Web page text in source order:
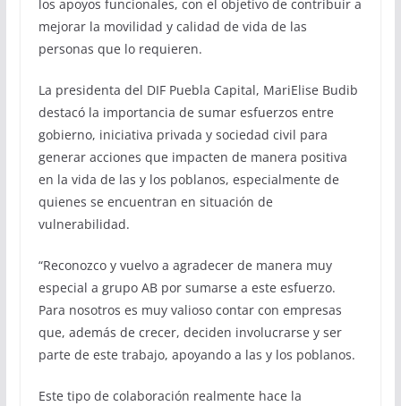
los apoyos funcionales, con el objetivo de contribuir a
mejorar la movilidad y calidad de vida de las
personas que lo requieren.
La presidenta del DIF Puebla Capital, MariElise Budib
destacó la importancia de sumar esfuerzos entre
gobierno, iniciativa privada y sociedad civil para
generar acciones que impacten de manera positiva
en la vida de las y los poblanos, especialmente de
quienes se encuentran en situación de
vulnerabilidad.
“Reconozco y vuelvo a agradecer de manera muy
especial a grupo AB por sumarse a este esfuerzo.
Para nosotros es muy valioso contar con empresas
que, además de crecer, deciden involucrarse y ser
parte de este trabajo, apoyando a las y los poblanos.
Este tipo de colaboración realmente hace la